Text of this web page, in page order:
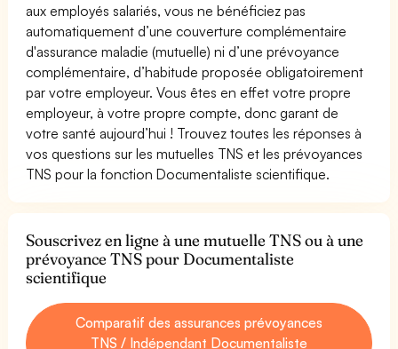
aux employés salariés, vous ne bénéficiez pas
automatiquement d’une couverture complémentaire
d'assurance maladie (mutuelle) ni d’une prévoyance
complémentaire, d’habitude proposée obligatoirement
par votre employeur. Vous êtes en effet votre propre
employeur, à votre propre compte, donc garant de
votre santé aujourd’hui ! Trouvez toutes les réponses à
vos questions sur les mutuelles TNS et les prévoyances
TNS pour la fonction Documentaliste scientifique.
Souscrivez en ligne à une mutuelle TNS ou à une
prévoyance TNS pour Documentaliste
scientifique
Comparatif des assurances prévoyances
TNS / Indépendant Documentaliste